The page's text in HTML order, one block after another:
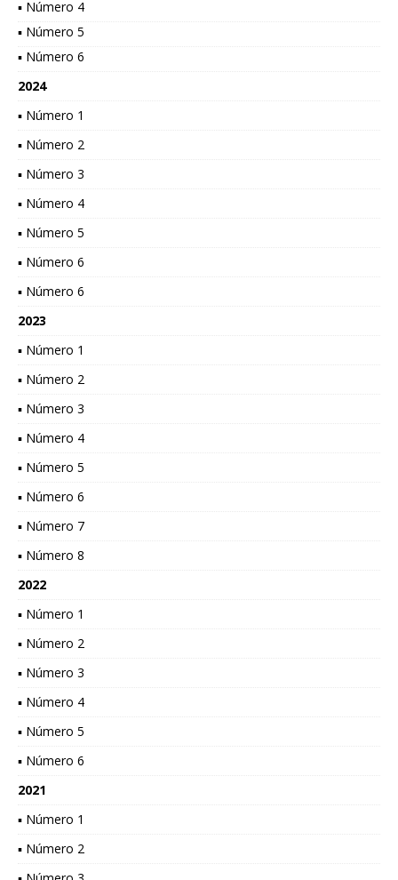
▪ Número 4
▪ Número 5
▪ Número 6
2024
▪ Número 1
▪ Número 2
▪ Número 3
▪ Número 4
▪ Número 5
▪ Número 6
▪ Número 6
2023
▪ Número 1
▪ Número 2
▪ Número 3
▪ Número 4
▪ Número 5
▪ Número 6
▪ Número 7
▪ Número 8
2022
▪ Número 1
▪ Número 2
▪ Número 3
▪ Número 4
▪ Número 5
▪ Número 6
2021
▪ Número 1
▪ Número 2